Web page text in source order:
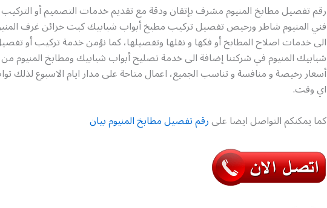
رقم تفصيل مطابخ المنيوم مشرف بإتقان ودقة مع تقديم خدمات التصميم أو التركيب
فني المنيوم شاطر ورخيص تفصيل تركيب مطبخ أبواب شبابيك كبت خزائن غرف
الى خدمات اصلاح المطابخ أو فكها و نقلها وتفصيلها، كما نؤمن خدمة تركيب أو
شبابيك المنيوم في شركتنا إضافة الى خدمة تصليح أبواب شبابيك ومطابخ المنيوم من
أسعار رخيصة و منافسة و تناسب الجميع، اعمال متاحة على مدار ايام الاسبوع لذلك
اي وقت.
كما يمكنكم التواصل ايضا علىرقم تفصيل مطابخ المنيوم بيان